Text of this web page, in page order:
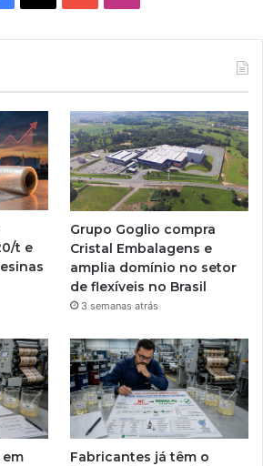
t e
Grupo Goglio compra
Cristal Embalagens e
amplia domínio no setor
de flexíveis no Brasil
3 semanas atrás
Fabricantes já têm o